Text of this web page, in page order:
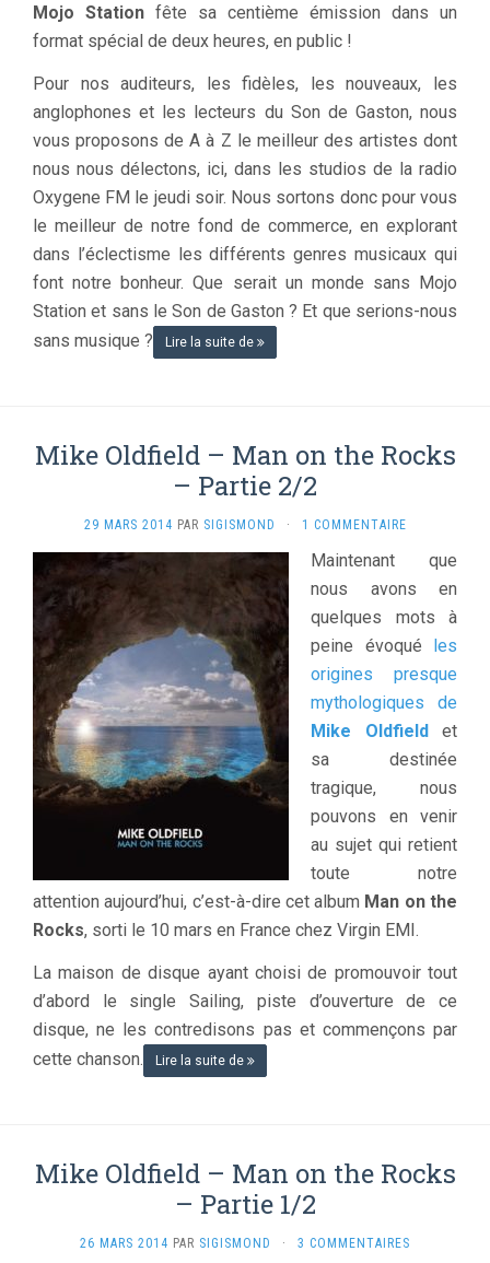
Mojo Station fête sa centième émission dans un
format spécial de deux heures, en public !
Pour nos auditeurs, les fidèles, les nouveaux, les
anglophones et les lecteurs du Son de Gaston, nous
vous proposons de A à Z le meilleur des artistes dont
nous nous délectons, ici, dans les studios de la radio
Oxygene FM le jeudi soir. Nous sortons donc pour vous
le meilleur de notre fond de commerce, en explorant
dans l’éclectisme les différents genres musicaux qui
font notre bonheur. Que serait un monde sans Mojo
Station et sans le Son de Gaston ? Et que serions-nous
sans musique ?
Lire la suite de
Mike Oldfield – Man on the Rocks
– Partie 2/2
29 MARS 2014 PAR SIGISMOND · 1 COMMENTAIRE
Maintenant que
nous avons en
quelques mots à
peine évoqué les
origines presque
mythologiques de
Mike Oldfield et
sa destinée
tragique, nous
pouvons en venir
au sujet qui retient
toute notre
attention aujourd’hui, c’est-à-dire cet album Man on the
Rocks, sorti le 10 mars en France chez Virgin EMI.
La maison de disque ayant choisi de promouvoir tout
d’abord le single Sailing, piste d’ouverture de ce
disque, ne les contredisons pas et commençons par
cette chanson.
Lire la suite de
Mike Oldfield – Man on the Rocks
– Partie 1/2
26 MARS 2014 PAR SIGISMOND · 3 COMMENTAIRES